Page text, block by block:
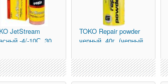
JetStream
-4/-10С, 30
TOKO Repair powder
черный, 40г. (черный,